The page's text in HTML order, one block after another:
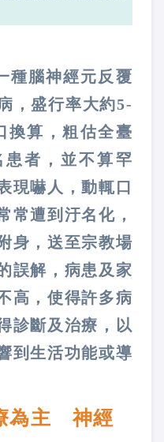
種腦神經元反覆
，盛行率大約5-
換算，粗估全臺
者，並不算罕
現嚇人，動輒口
常遭到汙名化，
身，送至宗教場
誤解，病患及家
高，使得許多病
診斷及治療，以
到生活功能或導
為主 神經